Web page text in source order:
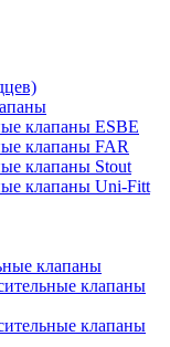
клапаны ESBE
клапаны FAR
клапаны Stout
клапаны Uni-Fitt
клапаны
клапаны
клапаны